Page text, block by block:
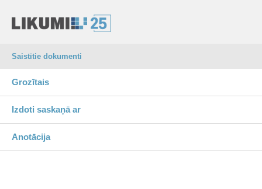
Saistītie dokumenti
Grozītais
Izdoti saskaņā ar
Anotācija